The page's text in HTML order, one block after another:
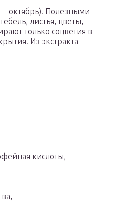
— октябрь). Полезными
листья, цветы,
только соцветия в
Из экстракта
кислоты,